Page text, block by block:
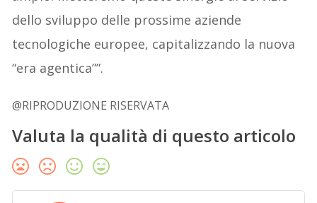
dello sviluppo delle prossime aziende
tecnologiche europee, capitalizzando la nuova
“era agentica””.
@RIPRODUZIONE RISERVATA
Valuta la qualità di questo articolo